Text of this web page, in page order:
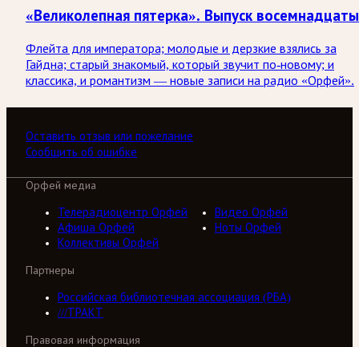
«Великолепная пятерка». Выпуск
Флейта для императора; молодые и дерзкие взялись за
Гайдна; старый знакомый, который звучит по-новому; и
классика, и романтизм — новые записи на радио «Орфей».
Оставить отзыв или пожелание
Сообщить об ошибке
Орфей медиа
Телерадиоцентр Орфей
Видео Орфей
Афиша Орфей
Ноты Орфей
Коллективы Орфей
Партнеры
Российская библиотечная ассоциация (РБА)
///ТРАКТ
Правовая информация